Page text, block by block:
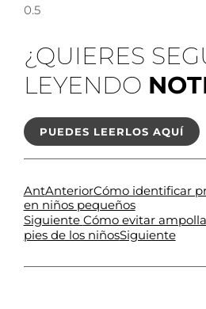
¿QUIERES
LEYENDO
PUEDES LEERLOS AQUÍ
AntAnteriorCómo identificar
en niños pequeños
Siguiente Cómo evitar
pies de los niñosSiguiente